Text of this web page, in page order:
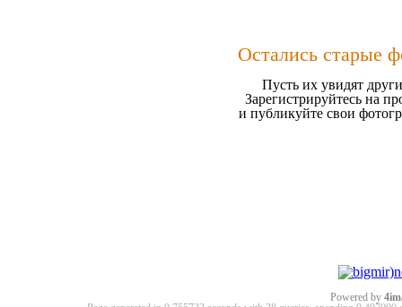
Остались старые
Пусть их увидят
Зарегистрируйтесь на
и публикуйте свои
Powered by